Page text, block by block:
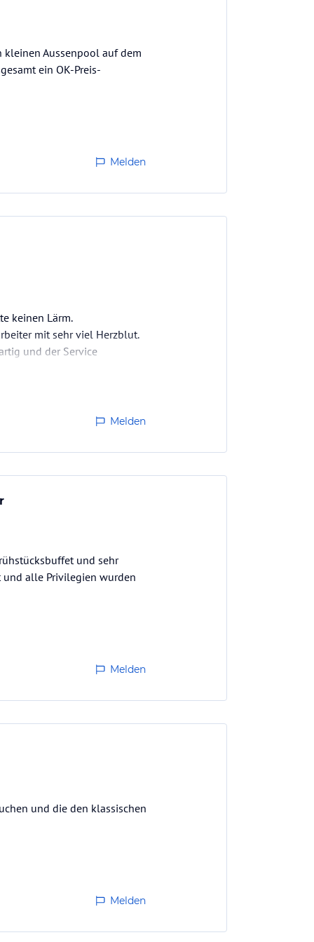
kleinen Aussenpool auf dem
ein OK-Preis-
Melden
keinen Lärm.
mit sehr viel Herzblut.
und der Service
Tageslicht. Fenster…
Melden
und sehr
und alle Privilegien wurden
Melden
und die den klassischen
Melden